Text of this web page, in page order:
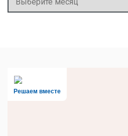
Решаем вместе